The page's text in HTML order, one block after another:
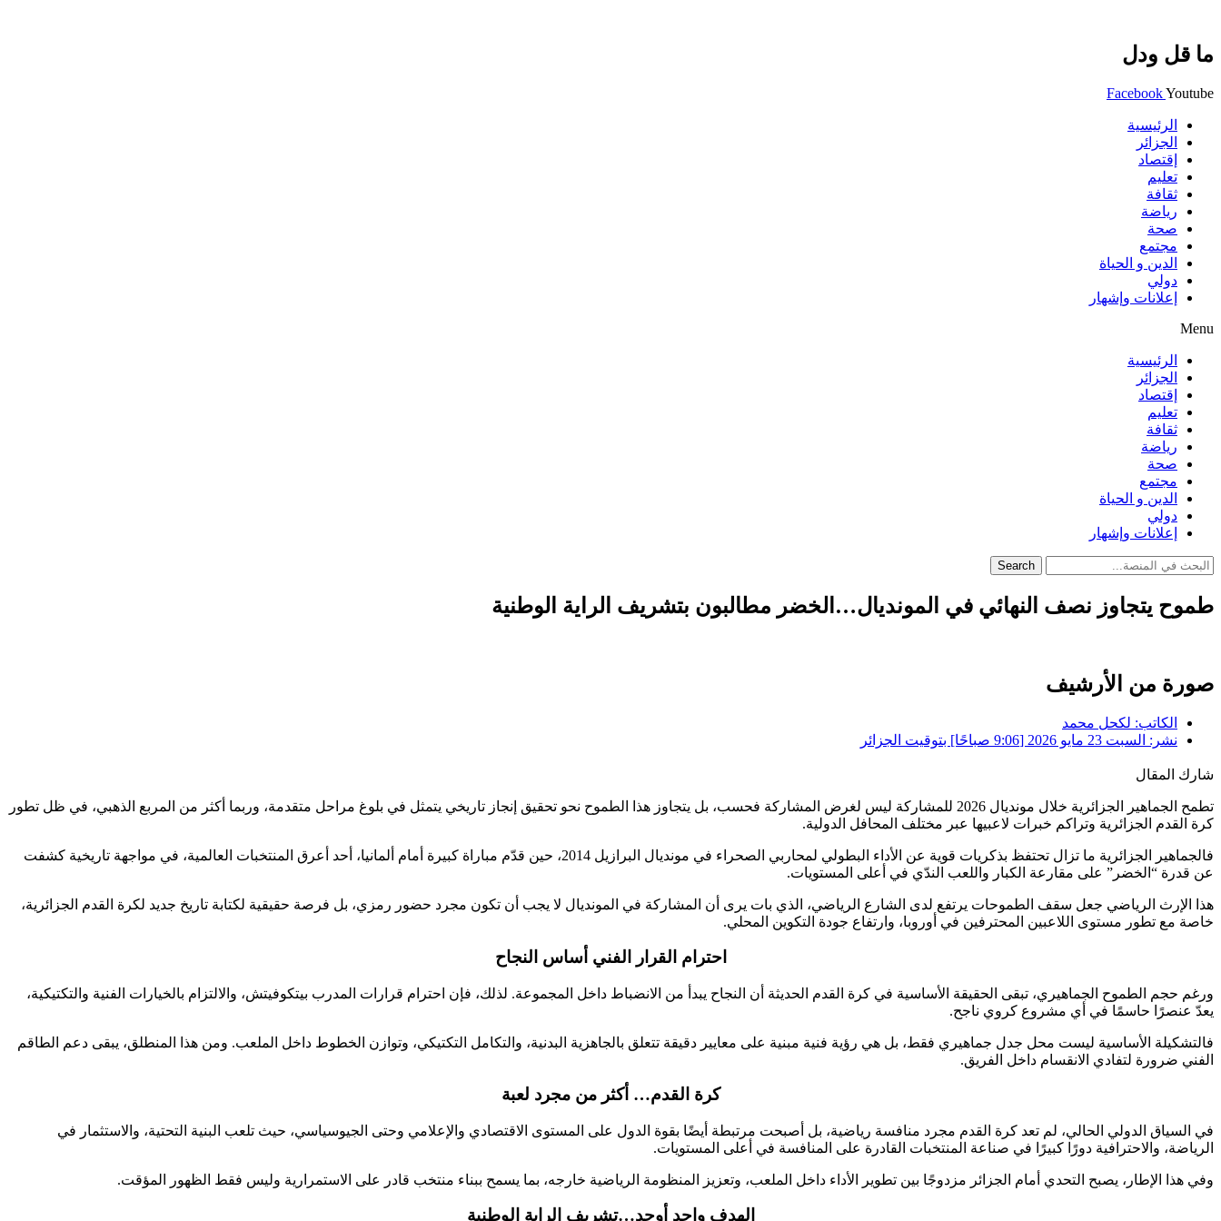
ما قل ودل
FacebookYoutube
الرئيسية
الجزائر
إقتصاد
تعليم
ثقافة
رياضة
صحة
مجتمع
الدين و الحياة
دولي
إعلانات وإشهار
Menu
الرئيسية
الجزائر
إقتصاد
تعليم
ثقافة
رياضة
صحة
مجتمع
الدين و الحياة
دولي
إعلانات وإشهار
Search
طموح يتجاوز نصف النهائي في المونديال…الخضر مطالبون بتشريف الراية الوطنية
صورة من الأرشيف
الكاتب: لكحل محمد
نشر: السبت 23 مايو 2026 [9:06 صباحًا] بتوقيت الجزائر
شارك المقال
تطمح الجماهير الجزائرية خلال مونديال 2026 للمشاركة ليس لغرض المشاركة فحسب، بل يتجاوز هذا الطموح نحو تحقيق إنجاز تاريخي يتمثل في بلوغ مراحل متقدمة، وربما أكثر من المربع الذهبي، في ظل تطور
كرة القدم الجزائرية وتراكم خبرات لاعبيها عبر مختلف المحافل الدولية.
فالجماهير الجزائرية ما تزال تحتفظ بذكريات قوية عن الأداء البطولي لمحاربي الصحراء
في مونديال البرازيل 2014، حين قدّم مباراة كبيرة أمام ألمانيا، أحد أعرق المنتخبات العالمية، في مواجهة تاريخية كشفت
عن قدرة “الخضر” على مقارعة الكبار واللعب الندّي في أعلى المستويات.
هذا الإرث الرياضي جعل سقف الطموحات يرتفع لدى الشارع الرياضي، الذي بات يرى أن المشاركة في المونديال لا يجب أن تكون مجرد حضور رمزي، بل فرصة حقيقية لكتابة تاريخ جديد لكرة القدم الجزائرية،
خاصة مع تطور مستوى اللاعبين المحترفين في أوروبا، وارتفاع جودة التكوين المحلي.
احترام القرار الفني أساس النجاح
ورغم حجم الطموح الجماهيري، تبقى الحقيقة الأساسية في كرة القدم الحديثة أن النجاح يبدأ من الانضباط داخل المجموعة. لذلك، فإن احترام قرارات المدرب بيتكوفيتش، والالتزام بالخيارات الفنية والتكتيكية،
يعدّ عنصرًا حاسمًا في أي مشروع كروي ناجح.
فالتشكيلة الأساسية ليست محل جدل جماهيري فقط، بل هي رؤية فنية مبنية على معايير دقيقة تتعلق بالجاهزية البدنية، والتكامل التكتيكي، وتوازن الخطوط داخل الملعب. ومن هذا المنطلق، يبقى دعم الطاقم
الفني ضرورة لتفادي الانقسام داخل الفريق.
كرة القدم… أكثر من مجرد لعبة
في السياق الدولي الحالي، لم تعد كرة القدم مجرد منافسة رياضية، بل أصبحت مرتبطة أيضًا بقوة الدول على المستوى الاقتصادي والإعلامي وحتى الجيوسياسي، حيث تلعب البنية التحتية، والاستثمار في
الرياضة، والاحترافية دورًا كبيرًا في صناعة المنتخبات القادرة على المنافسة في أعلى المستويات.
وفي هذا الإطار، يصبح التحدي أمام الجزائر مزدوجًا بين تطوير الأداء داخل الملعب، وتعزيز المنظومة الرياضية خارجه، بما يسمح ببناء منتخب قادر على الاستمرارية وليس فقط الظهور المؤقت.
الهدف واحد أوحد…تشريف الراية الوطنية